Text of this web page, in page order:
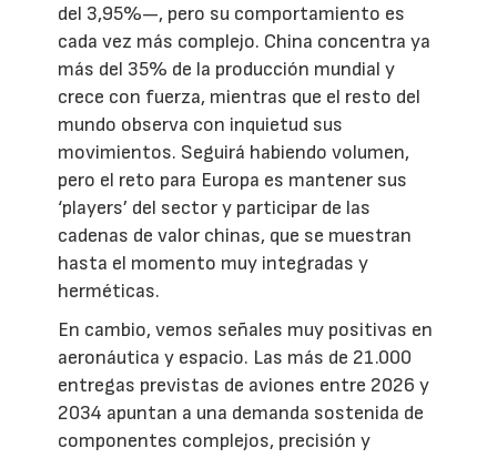
del 3,95%—, pero su comportamiento es
cada vez más complejo. China concentra ya
más del 35% de la producción mundial y
crece con fuerza, mientras que el resto del
mundo observa con inquietud sus
movimientos. Seguirá habiendo volumen,
pero el reto para Europa es mantener sus
‘players’ del sector y participar de las
cadenas de valor chinas, que se muestran
hasta el momento muy integradas y
herméticas.
En cambio, vemos señales muy positivas en
aeronáutica y espacio. Las más de 21.000
entregas previstas de aviones entre 2026 y
2034 apuntan a una demanda sostenida de
componentes complejos, precisión y